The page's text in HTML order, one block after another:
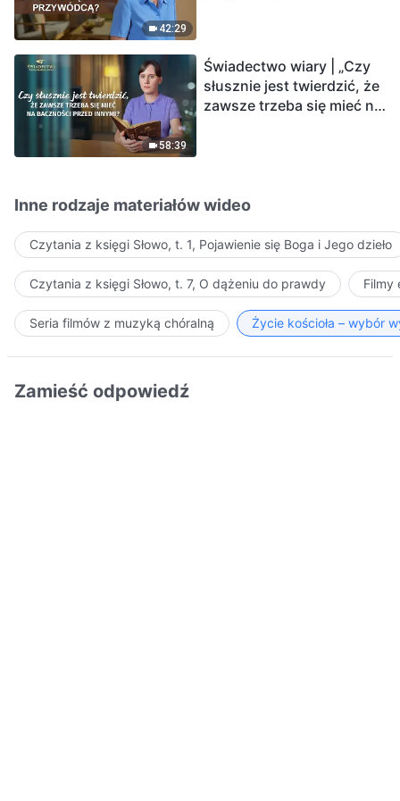
42:29
58:39
Świadectwo wiary | „Czy
słusznie jest twierdzić, że
zawsze trzeba się mieć na
Inne rodzaje materiałów wideo
Czytania z księgi Słowo, t. 1, Pojawienie się Boga i Jego dzieło
Czytania z księgi Słowo, t. 7, O dążeniu do prawdy Filmy
Seria filmów z muzyką chóralną Życie kościoła – wybór
Zamieść odpowiedź